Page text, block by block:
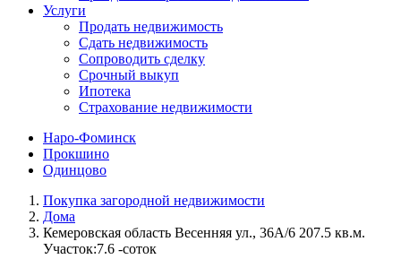
Услуги
Продать недвижимость
Сдать недвижимость
Сопроводить сделку
Срочный выкуп
Ипотека
Страхование недвижимости
Наро-Фоминск
Прокшино
Одинцово
Покупка загородной недвижимости
Дома
Кемеровская область Весенняя ул., 36А/6 207.5 кв.м.
Участок:7.6 -соток